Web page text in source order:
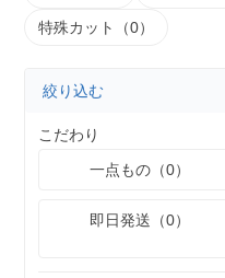
特殊カット（0）
絞り込む
こだわり
一点もの（0）
即日発送（0）